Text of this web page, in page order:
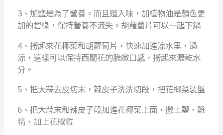
3、加鹽是為了營養。而且還入味，加植物油是顏色更
加的碧綠，保持營養不流失。胡蘿蔔片可以一起下鍋
4、撈起來花椰菜和胡蘿蔔片，快速加進涼水里，過
涼，這樣可以保持西蘭花的脆嫩口感，撈起來瀝乾水
分。
5、把大蒜去皮切末，辣皮子洗洗切段，把花椰菜裝盤
6、把大蒜末和辣皮子段加進花椰菜上面，撒上鹽、雞
精、加上花椒粒